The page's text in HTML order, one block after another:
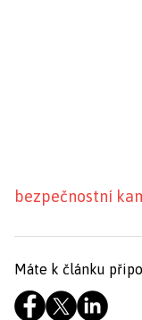
bezpečnostní
Máte k článku